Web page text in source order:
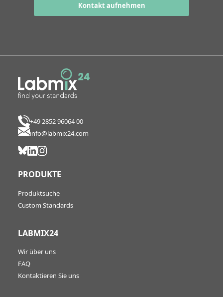
Kontakt aufnehmen
+49 2852 96064 00
info@labmix24.com
PRODUKTE
Produktsuche
Custom Standards
LABMIX24
Wir über uns
FAQ
Kontaktieren Sie uns